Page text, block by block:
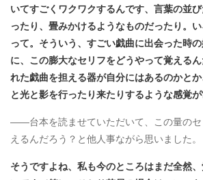
いてすごくワクワクするんです、言葉の並
ったり、畳みかけるようなものだったり。
って。そういう、すごい戯曲に出会った時
に、この膨大なセリフをどうやって覚える
れた戯曲を担える器が自分にはあるのかと
と光と影を行ったり来たりするような感覚が
――台本を読ませていただいて、この量のセ
えるんだろう？と他人事ながら思いました。
そうですよね、私も今のところはまだ全然